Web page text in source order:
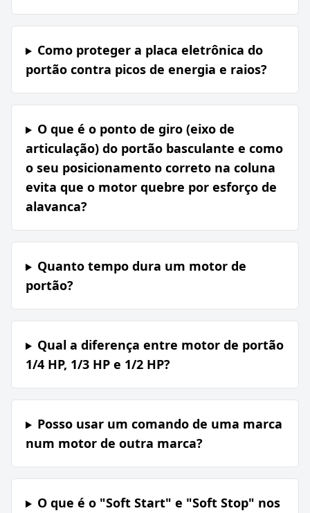
Como proteger a placa eletrônica do
portão contra picos de energia e raios?
O que é o ponto de giro (eixo de
articulação) do portão basculante e como
o seu posicionamento correto na coluna
evita que o motor quebre por esforço de
alavanca?
Quanto tempo dura um motor de
portão?
Qual a diferença entre motor de portão
1/4 HP, 1/3 HP e 1/2 HP?
Posso usar um comando de uma marca
num motor de outra marca?
O que é o "Soft Start" e "Soft Stop" nos